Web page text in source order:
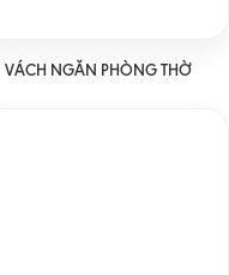
VÁCH NGĂN PHÒNG THỜ